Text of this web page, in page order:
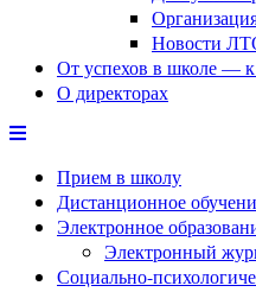
Новости
От успехов в школе —
О директорах
Прием в школу
Дистанционное
Электронное
Электронный
Социально-